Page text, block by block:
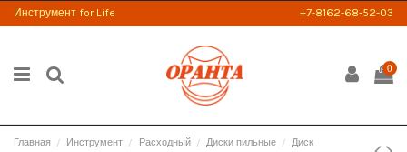
Инструмент for Life +7-8162-68-52-03
0
Главная Инструмент Расходный Диски пильные
Диск